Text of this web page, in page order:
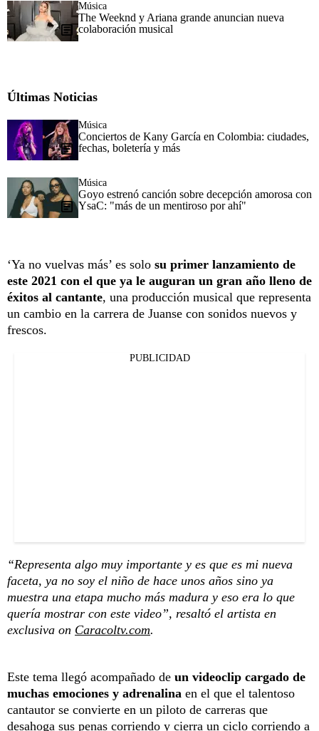
Música
The Weeknd y Ariana grande anuncian nueva
colaboración musical
Últimas Noticias
Música
Conciertos de Kany García en Colombia: ciudades,
fechas, boletería y más
Música
Goyo estrenó canción sobre decepción amorosa con
YsaC: "más de un mentiroso por ahí"
‘Ya no vuelvas más’ es solo su primer lanzamiento de
este 2021 con el que ya le auguran un gran año lleno de
éxitos al cantante, una producción musical que representa
un cambio en la carrera de Juanse con sonidos nuevos y
frescos.
PUBLICIDAD
“Representa algo muy importante y es que es mi nueva
faceta, ya no soy el niño de hace unos años sino ya
muestra una etapa mucho más madura y eso era lo que
quería mostrar con este video”, resaltó el artista en
exclusiva on Caracoltv.com.
Este tema llegó acompañado de un videoclip cargado de
muchas emociones y adrenalina en el que el talentoso
cantautor se convierte en un piloto de carreras que
desahoga sus penas corriendo y cierra un ciclo corriendo a